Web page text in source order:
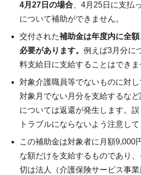
4月27日の場合、4月25日に支払
について補助ができません。
交付された補助金は年度内に全
必要があります。 例えば3月分に
料支給日に支給することはできま
対象介護職員等でないものに対し
対象月でない月分を支給するな
については返還が発生します。
トラブルにならないよう注意して
この補助金は対象者に月額9,000
な額だけを支給するものであり
切は法人（介護保険サービス事